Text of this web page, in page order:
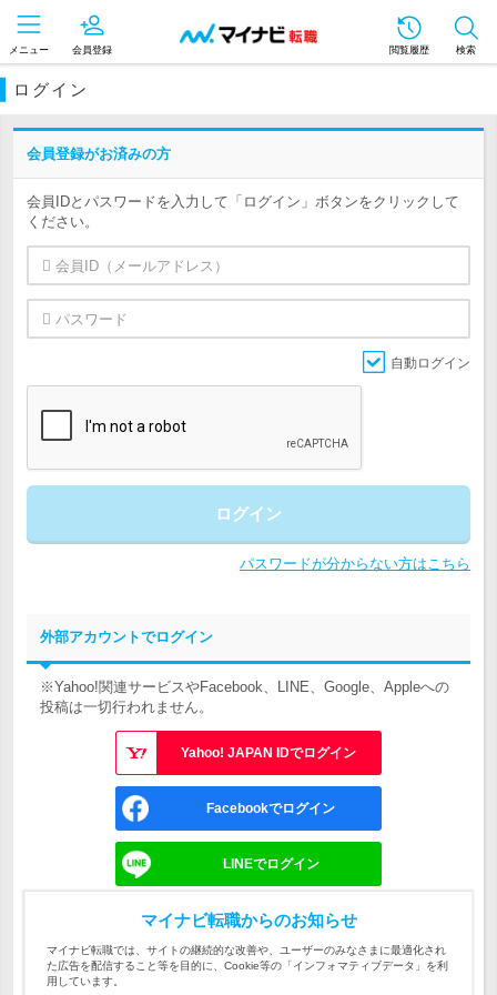
メニュー 会員登録 閲覧履歴 検索
ログイン
会員登録がお済みの方
会員IDとパスワードを入力して「ログイン」ボタンをクリックして
ください。
自動ログイン
ログイン
パスワードが分からない方はこちら
外部アカウントでログイン
※Yahoo!関連サービスやFacebook、LINE、Google、Appleへの
投稿は一切行われません。
Yahoo! JAPAN IDでログイン
Facebookでログイン
LINEでログイン
Googleでログイン
Appleでサインイン
マイナビ転職からのお知らせ
マイナビ転職では、サイトの継続的な改善や、ユーザーのみなさまに最適化され
た広告を配信すること等を目的に、Cookie等の「インフォマティブデータ」を利
用しています。